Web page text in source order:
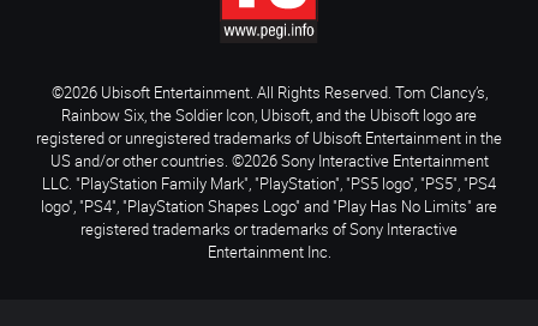
©2026 Ubisoft Entertainment. All Rights Reserved. Tom Clancy’s,
Rainbow Six, the Soldier Icon, Ubisoft, and the Ubisoft logo are
registered or unregistered trademarks of Ubisoft Entertainment in the
US and/or other countries. ©2026 Sony Interactive Entertainment
LLC. "PlayStation Family Mark", "PlayStation", "PS5 logo", "PS5", "PS4
logo", "PS4", "PlayStation Shapes Logo" and "Play Has No Limits" are
registered trademarks or trademarks of Sony Interactive
Entertainment Inc.